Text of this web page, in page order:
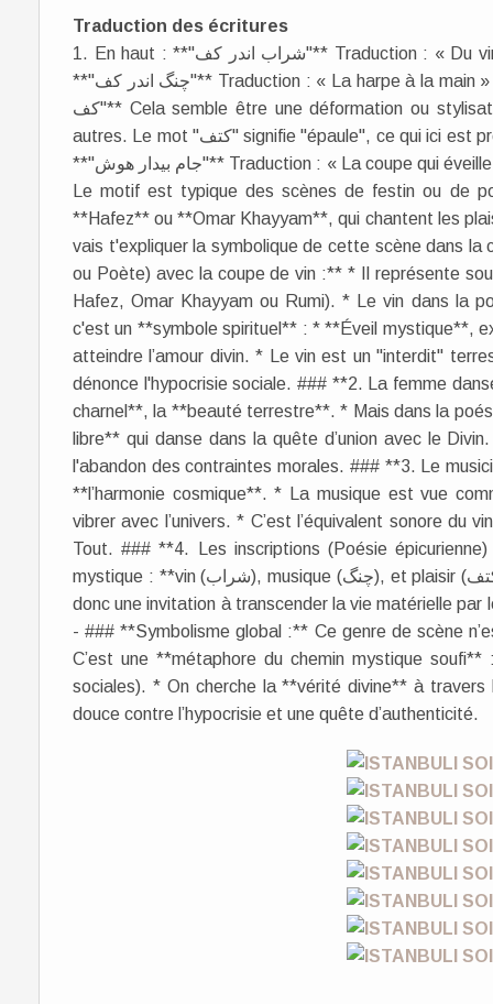
Traduction des écritures
1. En haut : **"شراب اندر کف"** Traduction : « Du vin à la main » ou « Le vin en main ». 2. À gauche :
**"چنگ اندر کف"** Traduction : « La harpe à la main » ou « La cithare en main ». 3. À droite : **"کتف اندر
کف"** Cela semble être une déformation ou stylisation, mais probablement voulu pour rimer avec les
autres. Le mot "کتف" signifie "épaule", ce qui ici est probablement métaphorique ou poétique. 4. En bas :
**"جام بیدار هوش"** Traduction : « La coupe qui éveille l'esprit » ou « La coupe de l’éveil de l’intelligence ».
Le motif est typique des scènes de festin ou de
**Hafez** ou **Omar Khayyam**, qui chantent les
vais t'expliquer la symbolique de cette scène dans
ou Poète) avec la coupe de vin :** * Il représente
Hafez, Omar Khayyam ou Rumi). * Le vin dans la
c'est un **symbole spirituel** : * **Éveil mystique**,
atteindre l’amour divin. * Le vin est un "interdit"
dénonce l'hypocrisie sociale. ### **2. La femme
charnel**, la **beauté terrestre**. * Mais dans la
libre** qui danse dans la quête d’union avec le
l'abandon des contraintes morales. ### **3. Le
**l’harmonie cosmique**. * La musique est vue
vibrer avec l’univers. * C’est l’équivalent sonore du
Tout. ### **4. Les inscriptions (Poésie
mystique : **vin (شراب), musique (چنگ), et plaisir (کتف)**. * Le bas évoque la "coupe qui éveille l’esprit",
donc une invitation à transcender la vie matérielle
- ### **Symbolisme global :** Ce genre de scène
C’est une **métaphore du chemin mystique
sociales). * On cherche la **vérité divine** à travers
douce contre l’hypocrisie et une quête d’authenticité.